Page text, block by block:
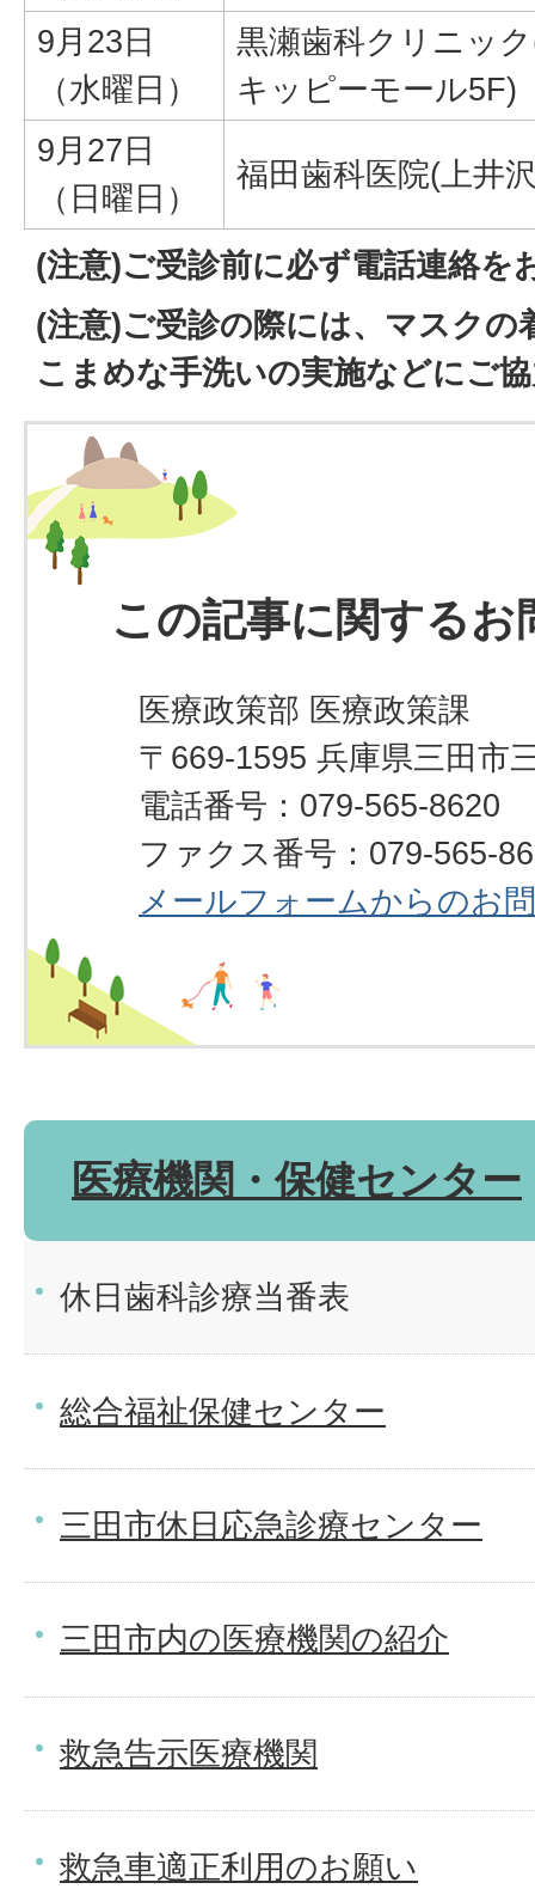
9月23日
（水曜日）
黒瀬歯科クリニッ
キッピーモール5F)
9月27日
（日曜日）
福田歯科医院(上井
(注意)ご受診前に必ず電話連絡を
(注意)ご受診の際には、マスクの
こまめな手洗いの実施などにご
この記事に関するお
医療政策部 医療政策課
〒669-1595 兵庫県三田市
電話番号：079-565-8620
ファクス番号：079-565-
メールフォームからのお
医療機関・保健センター
休日歯科診療当番表
総合福祉保健センター
三田市休日応急診療センター
三田市内の医療機関の紹介
救急告示医療機関
救急車適正利用のお願い